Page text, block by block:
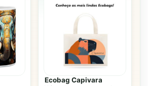
Ecobag Capivara